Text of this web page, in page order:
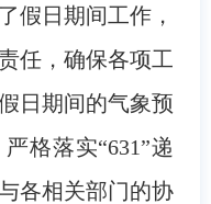
日期间工作，
任，确保各项工
日期间的气象预
格落实“631”递
各相关部门的协